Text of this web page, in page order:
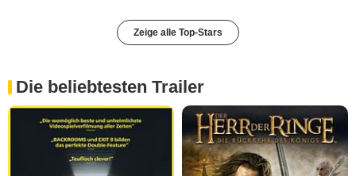
Zeige alle Top-Stars
Die beliebtesten Trailer